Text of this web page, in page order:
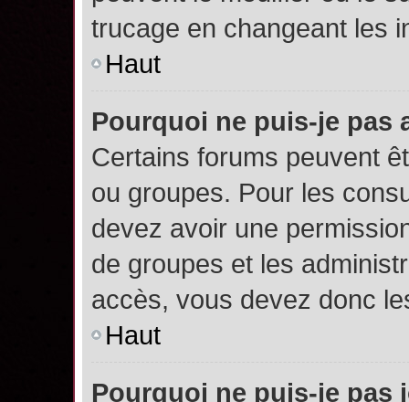
trucage en changeant les
Haut
Pourquoi ne puis-je pas
Certains forums peuvent
ou groupes. Pour les
devez avoir une
de groupes et les
accès, vous devez donc
Haut
Pourquoi ne puis-je pas